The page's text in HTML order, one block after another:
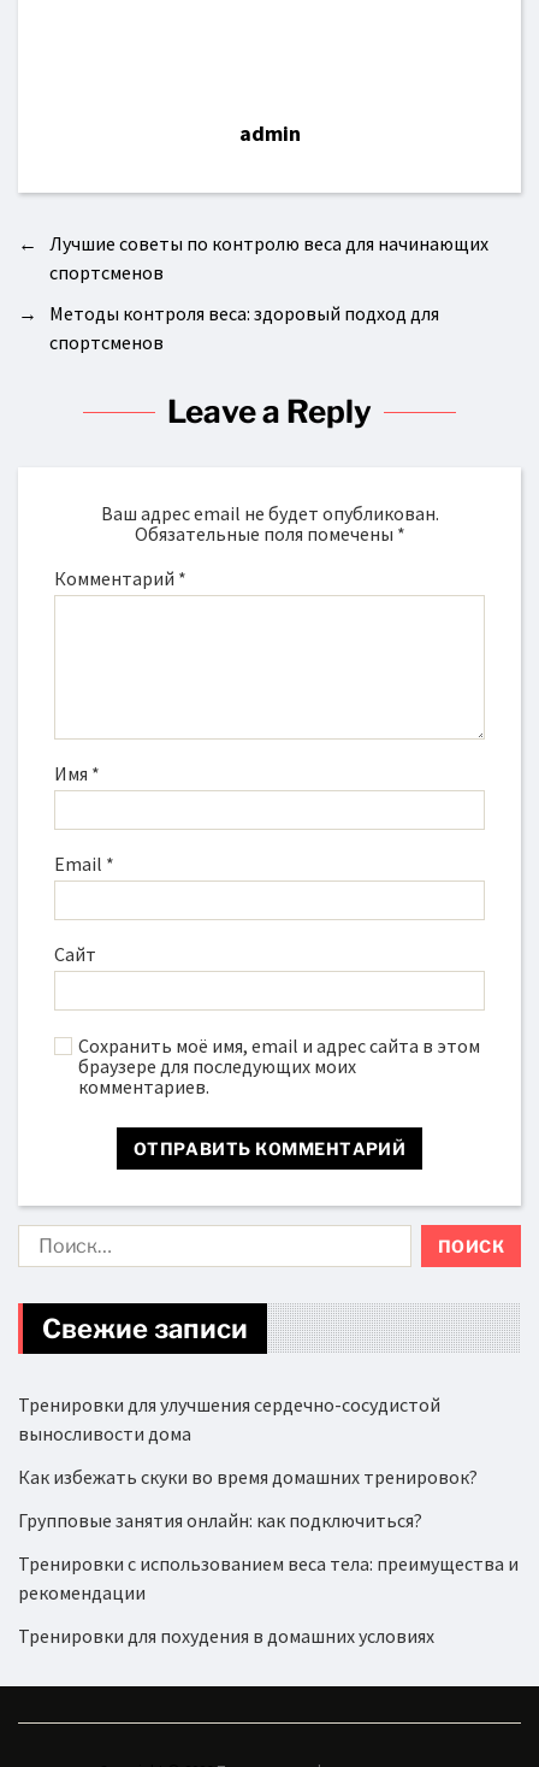
admin
←
Лучшие советы по контролю веса для начинающих
спортсменов
→
Методы контроля веса: здоровый подход для
спортсменов
Leave a Reply
Ваш адрес email не будет опубликован.
Обязательные поля помечены *
Комментарий *
Имя *
Email *
Сайт
Сохранить моё имя, email и адрес сайта в этом
браузере для последующих моих
комментариев.
Свежие записи
Тренировки для улучшения сердечно-сосудистой
выносливости дома
Как избежать скуки во время домашних тренировок?
Групповые занятия онлайн: как подключиться?
Тренировки с использованием веса тела: преимущества и
рекомендации
Тренировки для похудения в домашних условиях